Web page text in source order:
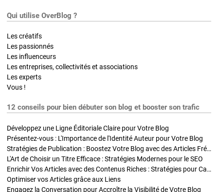
Qui utilise OverBlog ?
Les créatifs
Les passionnés
Les influenceurs
Les entreprises, collectivités et associations
Les experts
Vous !
12 conseils pour bien débuter son blog et booster son trafic
Développez une Ligne Éditoriale Claire pour Votre Blog
Présentez-vous : L'Importance de l'Identité Auteur pour Votre Blog
Stratégies de Publication : Boostez Votre Blog avec des Articles Fréquents et Exclusifs
L'Art de Choisir un Titre Efficace : Stratégies Modernes pour le SEO
Enrichir Vos Articles avec des Contenus Riches : Stratégies pour Captiver et Optimiser
Optimiser vos Articles grâce aux Liens
Engagez la Conversation pour Accroître la Visibilité de Votre Blog